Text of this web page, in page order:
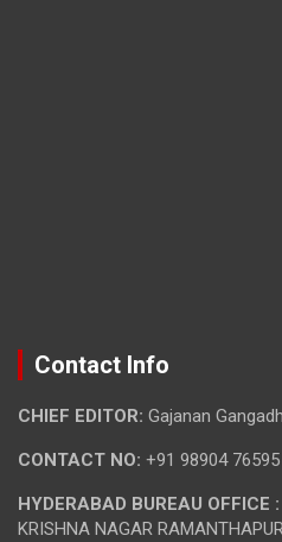
Contact Info
CHIEF EDITOR: Gajanan
CONTACT NO: +91 98904 76595
HYDERABAD BUREAU OFFICE :
KRISHNA NAGAR